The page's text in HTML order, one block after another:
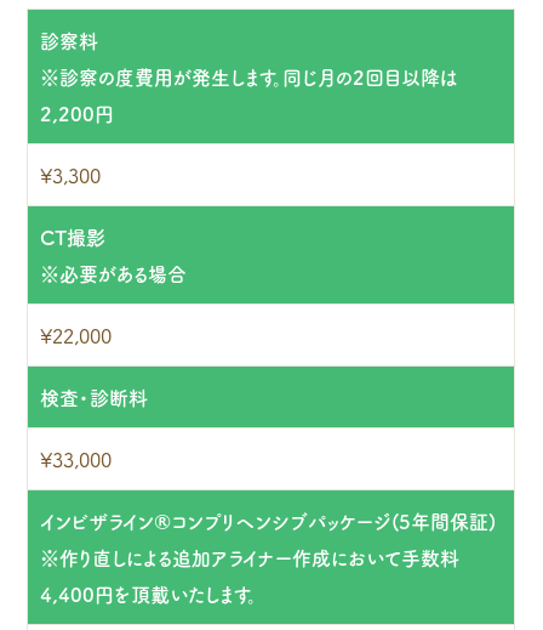
診察料
※診察の度費用が発生します。同じ月の2回目以降は
2,200円
¥3,300
CT撮影
※必要がある場合
¥22,000
検査・診断料
¥33,000
インビザライン®コンプリヘンシブパッケージ(5年間保証)
※作り直しによる追加アライナー作成において手数料
4,400円を頂戴いたします。